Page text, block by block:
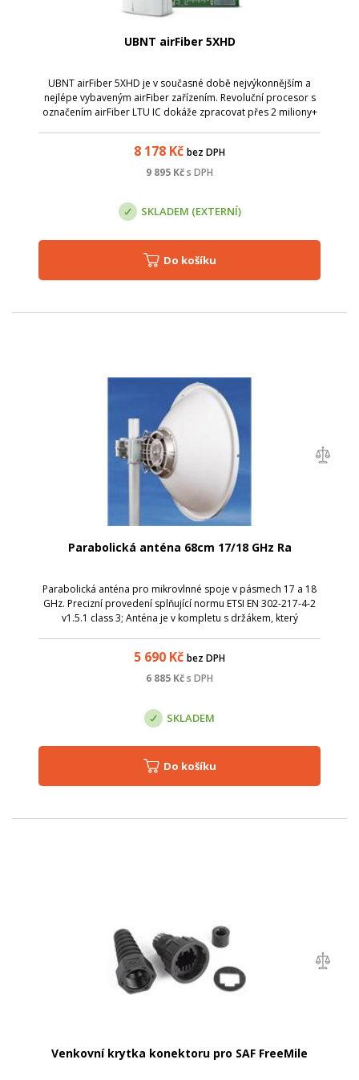
UBNT airFiber 5XHD
UBNT airFiber 5XHD je v současné době nejvýkonnějším a
nejlépe vybaveným airFiber zařízením. Revoluční procesor s
označením airFiber LTU IC dokáže zpracovat přes 2 miliony+
8 178 Kč bez DPH
9 895 Kčs DPH
SKLADEM (EXTERNÍ)
Do košíku
Parabolická anténa 68cm 17/18 GHz Ra
Parabolická anténa pro mikrovlnné spoje v pásmech 17 a 18
GHz. Precizní provedení splňující normu ETSI EN 302-217-4-2
v1.5.1 class 3; Anténa je v kompletu s držákem, který
5 690 Kč bez DPH
6 885 Kčs DPH
SKLADEM
Do košíku
Venkovní krytka konektoru pro SAF FreeMile